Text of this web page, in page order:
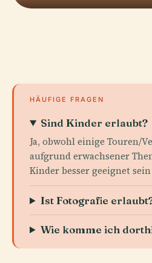
HÄUFIGE FRAGEN
Sind Kinder erlaubt?
Ja, obwohl einige Touren/
aufgrund erwachsener
Kinder besser geeignet
Ist Fotografie
Wie komme ich